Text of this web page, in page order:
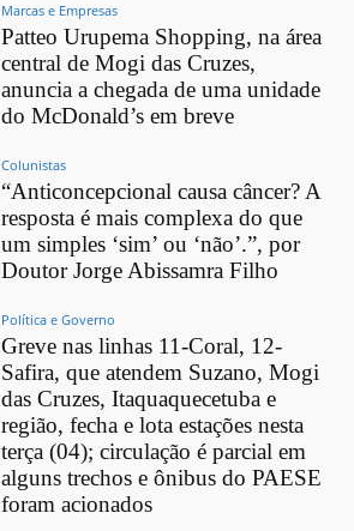
Marcas e Empresas
Patteo Urupema Shopping, na área
central de Mogi das Cruzes,
anuncia a chegada de uma unidade
do McDonald’s em breve
Colunistas
“Anticoncepcional causa câncer? A
resposta é mais complexa do que
um simples ‘sim’ ou ‘não’.”, por
Doutor Jorge Abissamra Filho
Política e Governo
Greve nas linhas 11-Coral, 12-
Safira, que atendem Suzano, Mogi
das Cruzes, Itaquaquecetuba e
região, fecha e lota estações nesta
terça (04); circulação é parcial em
alguns trechos e ônibus do PAESE
foram acionados